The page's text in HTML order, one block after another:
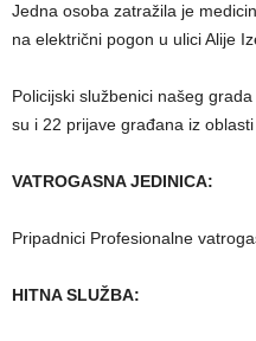
Jedna osoba zatražila je
na električni pogon u ulici Alije
Policijski službenici našeg
su i 22 prijave građana iz
VATROGASNA JEDINICA:
Pripadnici Profesionalne
HITNA SLUŽBA: